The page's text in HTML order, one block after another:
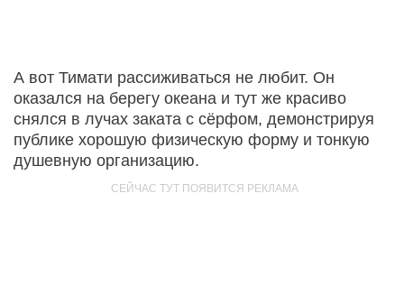
А вот Тимати рассиживаться не любит. Он
оказался на берегу океана и тут же красиво
снялся в лучах заката с сёрфом, демонстрируя
публике хорошую физическую форму и тонкую
душевную организацию.